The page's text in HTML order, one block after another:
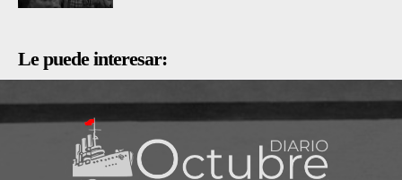
Le puede interesar: